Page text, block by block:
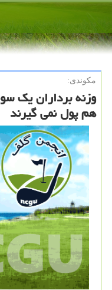
مكوندی:
وزنه برداران یک
هم پول نمی گیرند